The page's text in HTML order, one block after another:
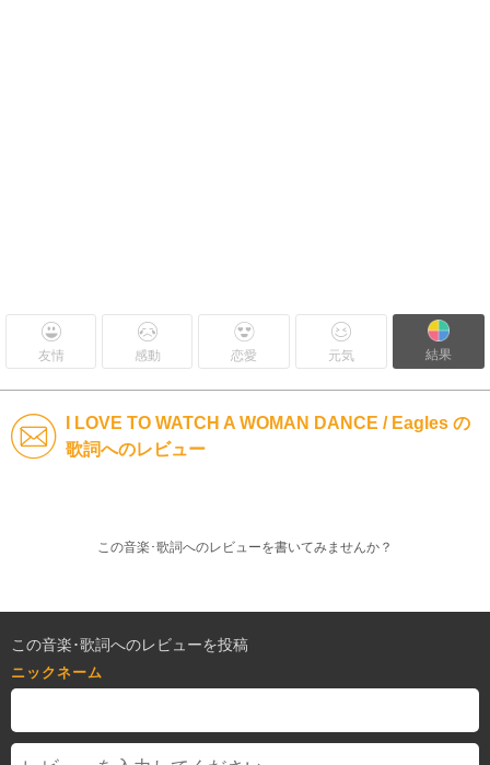
友情 感動 恋愛 元気 結果
I LOVE TO WATCH A WOMAN DANCE / Eagles の
歌詞へのレビュー
この音楽･歌詞へのレビューを書いてみませんか？
この音楽･歌詞へのレビューを投稿
ニックネーム